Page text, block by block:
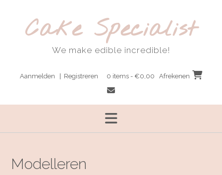
Cake Specialist
We make edible incredible!
Aanmelden | Registreren 0 items - €0,00 Afrekenen
Modelleren